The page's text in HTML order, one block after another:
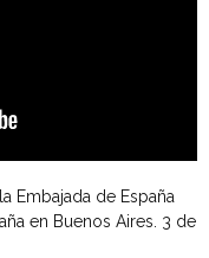
Embajada de España
en Buenos Aires. 3 de